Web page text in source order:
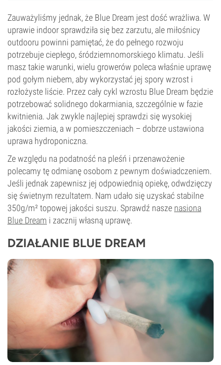
Zauważyliśmy jednak, że Blue Dream jest dość wrażliwa. W
uprawie indoor sprawdziła się bez zarzutu, ale miłośnicy
outdooru powinni pamiętać, że do pełnego rozwoju
potrzebuje ciepłego, śródziemnomorskiego klimatu. Jeśli
masz takie warunki, wielu growerów poleca właśnie uprawę
pod gołym niebem, aby wykorzystać jej spory wzrost i
rozłożyste liście. Przez cały cykl wzrostu Blue Dream będzie
potrzebować solidnego dokarmiania, szczególnie w fazie
kwitnienia. Jak zwykle najlepiej sprawdzi się wysokiej
jakości ziemia, a w pomieszczeniach – dobrze ustawiona
uprawa hydroponiczna.
Ze względu na podatność na pleśń i przenawożenie
polecamy tę odmianę osobom z pewnym doświadczeniem.
Jeśli jednak zapewnisz jej odpowiednią opiekę, odwdzięczy
się świetnym rezultatem. Nam udało się uzyskać stabilne
350g/m² topowej jakości suszu. Sprawdź nasze nasiona
Blue Dream i zacznij własną uprawę.
DZIAŁANIE BLUE DREAM